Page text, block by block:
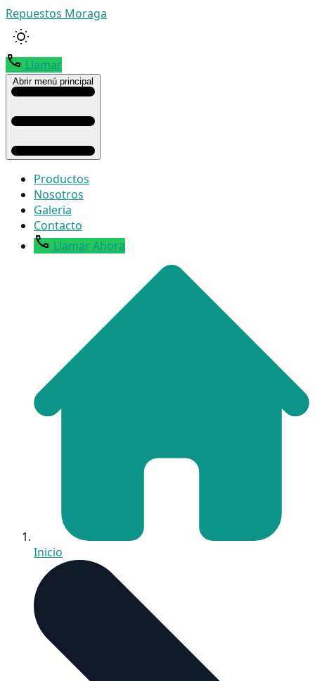
Repuestos Moraga
Llamar
Abrir menú principal
Productos
Nosotros
Galeria
Contacto
Llamar Ahora
Inicio